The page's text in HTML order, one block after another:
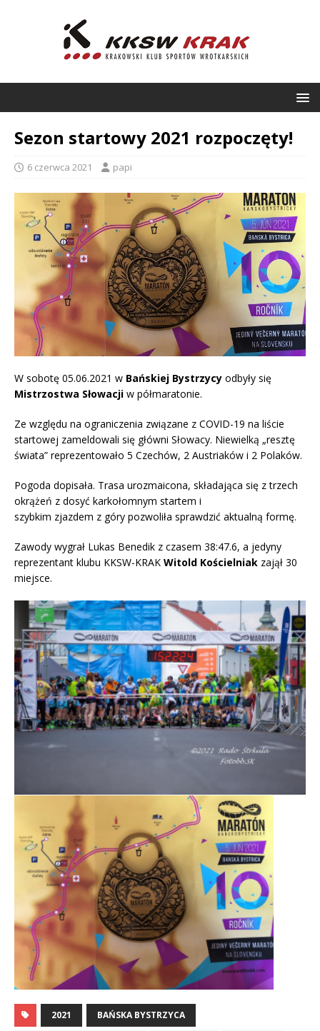
Sezon startowy 2021 rozpoczęty!
6 czerwca 2021 papi
W sobotę 05.06.2021 w Bańskiej Bystrzycy odbyły się
Mistrzostwa Słowacji w półmaratonie.
Ze względu na ograniczenia związane z COVID-19 na liście
startowej zameldowali się główni Słowacy. Niewielką „resztę
świata” reprezentowało 5 Czechów, 2 Austriaków i 2 Polaków.
Pogoda dopisała. Trasa urozmaicona, składająca się z trzech
okrążeń z dosyć karkołomnym startem i
szybkim zjazdem z góry pozwoliła sprawdzić aktualną formę.
Zawody wygrał Lukas Benedik z czasem 38:47.6, a jedyny
reprezentant klubu KKSW-KRAK Witold Kościelniak zajął 30
miejsce.
2021 BAŃSKA BYSTRZYCA